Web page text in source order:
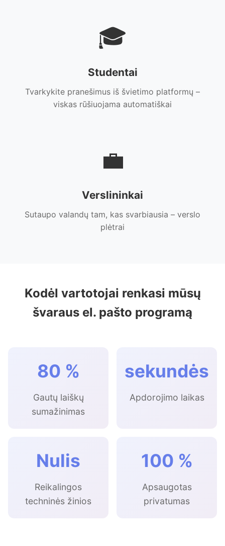
🎓
Studentai
Tvarkykite pranešimus iš švietimo platformų –
viskas rūšiuojama automatiškai
💼
Verslininkai
Sutaupo valandų tam, kas svarbiausia – verslo
plėtrai
Kodėl vartotojai renkasi mūsų
švaraus el. pašto programą
80 %
Gautų laiškų
sumažinimas
sekundės
Apdorojimo laikas
Nulis
Reikalingos
techninės žinios
100 %
Apsaugotas
privatumas